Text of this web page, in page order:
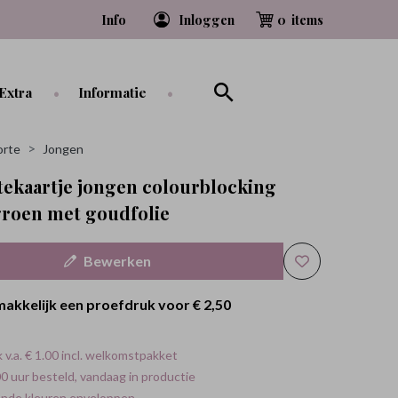
Info Inloggen 0
Extra Informatie
Jongen
jongen colourblocking
met goudfolie
Bewerken
een proefdruk voor€ 2,50
v.a. € 1.00 incl. welkomstpakket
uur besteld, vandaag in productie